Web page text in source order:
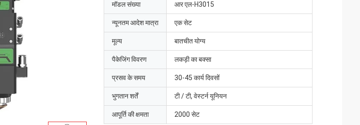
मॉडल संख्या आर एल-H3015
न्यूनतम आदेश मात्रा एक सेट
मूल्य बातचीत योग्य
पैकेजिंग विवरण लकड़ी का बक्सा
प्रसव के समय 30-45 कार्य दिवसों
भुगतान शर्तें टी / टी, वेस्टर्न यूनियन
आपूर्ति की क्षमता 2000 सेट